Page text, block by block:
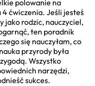
polowanie na
ćwiczenia. Jeśli jesteś
jako rodzic, nauczyciel,
ten poradnik
się nauczyłam, co
przyrody była
Wszystko
narzędzi,
sukces.